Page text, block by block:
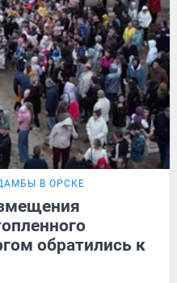
В ОРСКЕ
обратились к